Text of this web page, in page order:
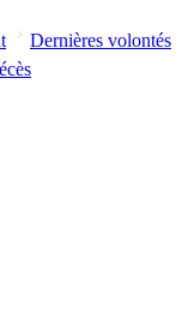
Dernières volontés